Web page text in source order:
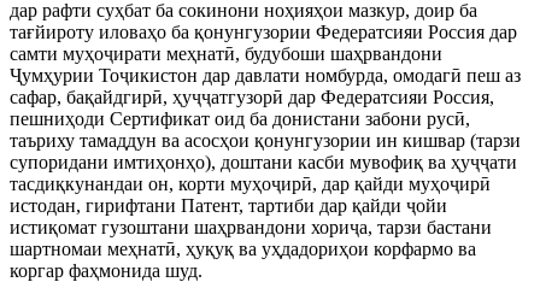
дар рафти суҳбат ба сокинони ноҳияҳои мазкур, доир ба
тағйироту иловаҳо ба қонунгузории Федератсияи Россия дар
самти муҳоҷирати меҳнатӣ, будубоши шаҳрвандони
Ҷумҳурии Тоҷикистон дар давлати номбурда, омодагӣ пеш аз
сафар, бақайдгирӣ, ҳуҷҷатгузорӣ дар Федератсияи Россия,
пешниҳоди Сертификат оид ба донистани забони русӣ,
таъриху тамаддун ва асосҳои қонунгузории ин кишвар (тарзи
супоридани имтиҳонҳо), доштани касби мувофиқ ва ҳуҷҷати
тасдиқкунандаи он, корти муҳоҷирӣ, дар қайди муҳоҷирӣ
истодан, гирифтани Патент, тартиби дар қайди ҷойи
истиқомат гузоштани шаҳрвандони хориҷа, тарзи бастани
шартномаи меҳнатӣ, ҳуқуқ ва уҳдадориҳои корфармо ва
коргар фаҳмонида шуд.